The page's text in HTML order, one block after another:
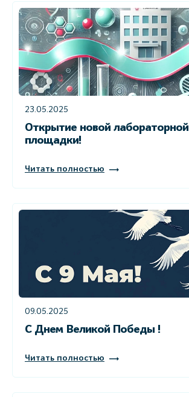
23.05.2025
Открытие новой лабораторной
площадки!
Читать полностью
09.05.2025
С Днем Великой Победы !
Читать полностью